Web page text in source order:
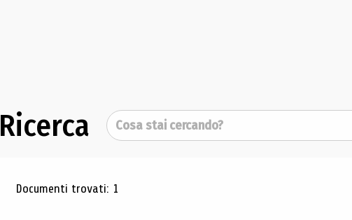
Ricerca Cerca
Risultati di ricerca
Documenti trovati: 1